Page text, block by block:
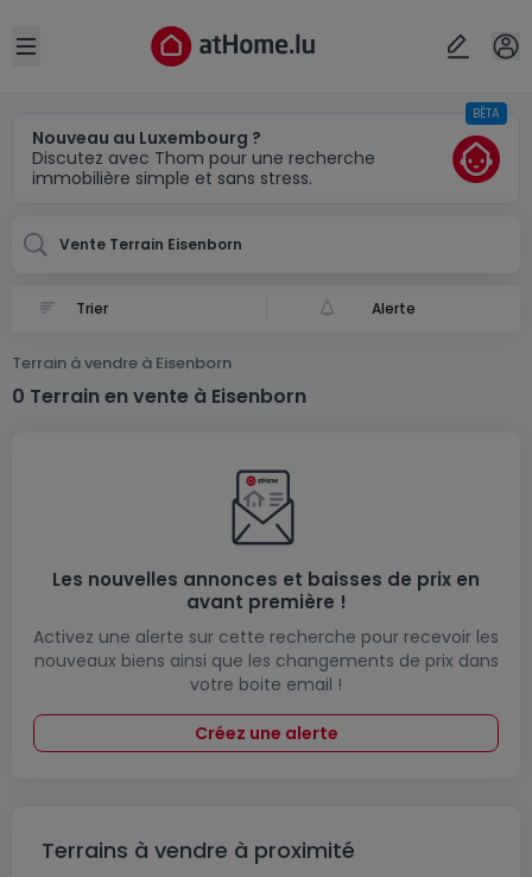
Open sidebar
Nouveau au Luxembourg ?
Discutez avec Thom pour une recherche
immobilière simple et sans stress.
BÊTA
Vente Terrain Eisenborn
Alerte
Terrain à vendre à Eisenborn
0 Terrain en vente à Eisenborn
Les nouvelles annonces et baisses de prix en
avant première !
Activez une alerte sur cette recherche pour recevoir les
nouveaux biens ainsi que les changements de prix dans
votre boite email !
Créez une alerte
Terrains à vendre à proximité
Localité(s)
Annuler OK